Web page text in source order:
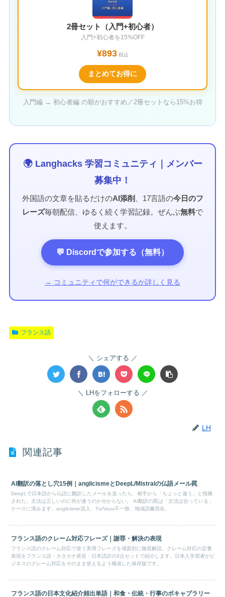
2冊セット（入門+初心者）
入門+初心者を15%OFF
¥893税込
まとめてお得に
入門編 → 初心者編 の順がおすすめ／2冊セットなら15%お得
🌍 Langhacks 学習コミュニティ｜メンバー
募集中！
外国語の文章を貼るだけのAI添削 、17言語の今日のフ
レーズ毎朝配信、ゆるく続く学習記録。ぜんぶ無料で
使えます。
💬 Discordで参加する（無料）
→ コミュニティで何ができるか詳しく見る
フランス語
シェアする
LHをフォローする
LH
関連記事
AI翻訳の落とし穴15例｜anglicismeとDeepL/Mistralの仏語メール罠
DeepLで日本語から仏語に翻訳したメールを送ったら、相手から「ちょっと違う」と指摘
された。文法は正しいのに何が違うのか分からない。 AI翻訳の罠は「文法は合っている」
ケースに潜みます。anglicisme混入、Tu/Vous不一致、地域語彙混在。
フランス語のクレーム対応フレーズ｜謝罪・解決の表現
フランス語のクレーム対応で使う実用フレーズを場面別に徹底解説。クレーム対応の定番
表現をフランス語・カタカナ発音・日本語訳の3点セットで紹介します。日本人学習者がビ
ジネスのクレーム対応をそのまま使えるよう構成した保存版です。
フランス語の日本文化紹介頻出単語｜和食・伝統・行事のボキャブラリー